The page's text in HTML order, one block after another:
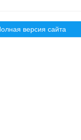
версия сайта